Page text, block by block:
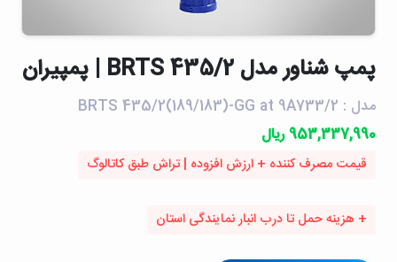
پمپ شناور مدل BRTS 435/2 | پمپیران
مدل : BRTS 435/2(189/183)-GG at 9A733/2
953,337,990 ریال
قیمت مصرف کننده + ارزش افزوده | تراش طبق کاتالوگ
+ هزینه حمل تا درب انبار نمایندگی استان